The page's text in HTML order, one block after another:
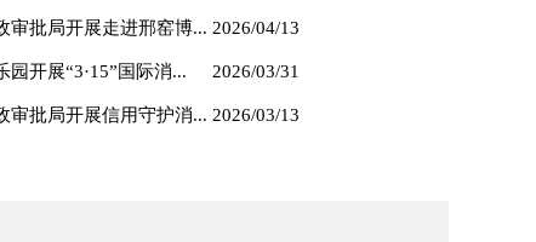
审批局开展走进邢窑博... 2026/04/13
园开展“3·15”国际消... 2026/03/31
审批局开展信用守护消... 2026/03/13